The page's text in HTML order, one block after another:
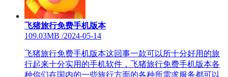
飞猪旅行免费手机版本
109.03MB /2024-05-14
飞猪旅行免费手机版本这回事一款可以所十分好用的旅
行起来十分实用的手机软件，飞猪旅行免费手机版本各
种你们在国内的一些旅行方面的各种所需求服务都可以